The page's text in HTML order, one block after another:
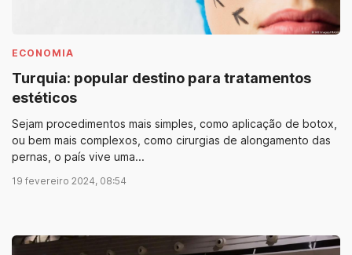
ECONOMIA
Turquia: popular destino para tratamentos
estéticos
Sejam procedimentos mais simples, como aplicação de botox,
ou bem mais complexos, como cirurgias de alongamento das
pernas, o país vive uma...
19 fevereiro 2024, 08:54